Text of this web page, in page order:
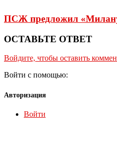
ПСЖ предложил
ОСТАВЬТЕ ОТВЕТ
Войдите, чтобы оставить
Войти с помощью:
Авторизация
Войти